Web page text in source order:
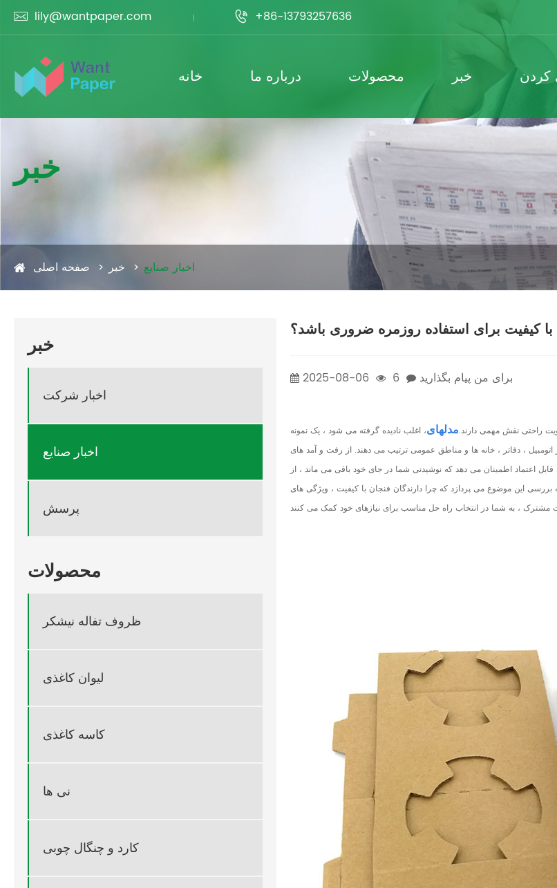
 lily@wantpaper.com  +86-13793257636
خانه درباره ما محصولات خبر کردن
خبر
صفحه اصلی خبر اخبار صنایع
خبر
اخبار شرکت
اخبار صنایع
پرسش
محصولات
ظروف تفاله نیشکر
لیوان کاغذی
کاسه کاغذی
نی ها
کارد و چنگال چوبی
کیفیت برای استفاده روزمره ضروری باشد؟
2025-08-06 6 برای من پیام بگذارید
راحتی نقش مهمی دارند.مدلهای، اغلب نادیده گرفته می شود ، یک نمونه
، دفاتر ، خانه ها و مناطق عمومی ترتیب می دهند. از رفت و آمد های
اعتماد اطمینان می دهد که نوشیدنی شما در جای خود باقی می ماند ، از
این موضوع می پردازد که چرا دارندگان فنجان با کیفیت ، ویژگی های